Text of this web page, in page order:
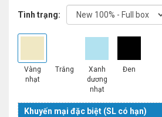
Tình trạng:
Vàng
nhạt
Trắng
Xanh
dương
nhạt
Đen
Khuyến mại đặc biệt (SL có hạn)